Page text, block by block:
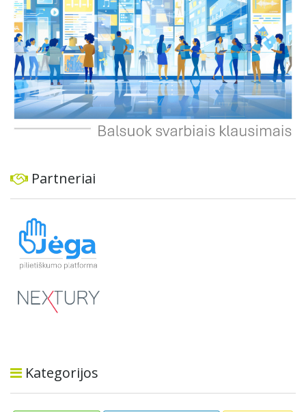
ir prisitaikymą prie sparčiai augančio miesto poreikių.
Partneriai
Kategorijos